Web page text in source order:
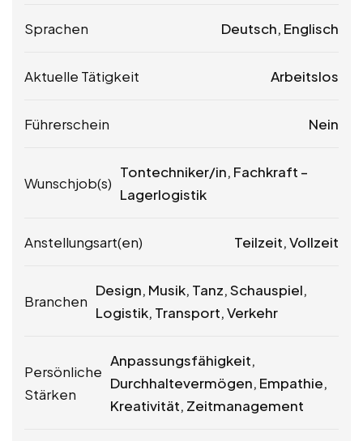
Sprachen Deutsch, Englisch
Aktuelle Tätigkeit Arbeitslos
Führerschein Nein
Wunschjob(s)
Tontechniker/in, Fachkraft –
Lagerlogistik
Anstellungsart(en) Teilzeit, Vollzeit
Branchen
Design, Musik, Tanz, Schauspiel,
Logistik, Transport, Verkehr
Persönliche
Stärken
Anpassungsfähigkeit,
Durchhaltevermögen, Empathie,
Kreativität, Zeitmanagement